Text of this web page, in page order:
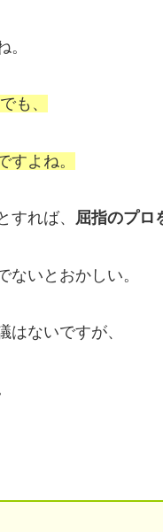
。
も、
すよね。
すれば、 屈指のプロ
ないとおかしい。
ないですが、